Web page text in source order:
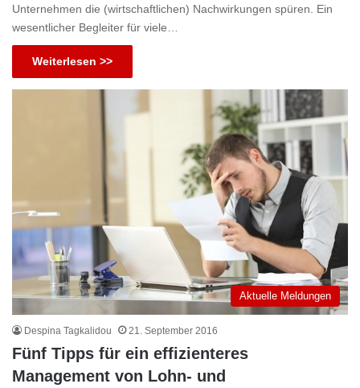
Unternehmen die (wirtschaftlichen) Nachwirkungen spüren. Ein
wesentlicher Begleiter für viele…
Weiterlesen >>
Aktuelle Meldungen
Despina Tagkalidou 21. September 2016
Fünf Tipps für ein effizienteres
Management von Lohn- und